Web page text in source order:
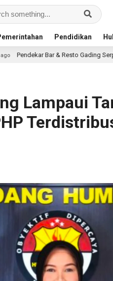
Pendidikan
& Resto Gading Serpong, Tempat
Lampaui